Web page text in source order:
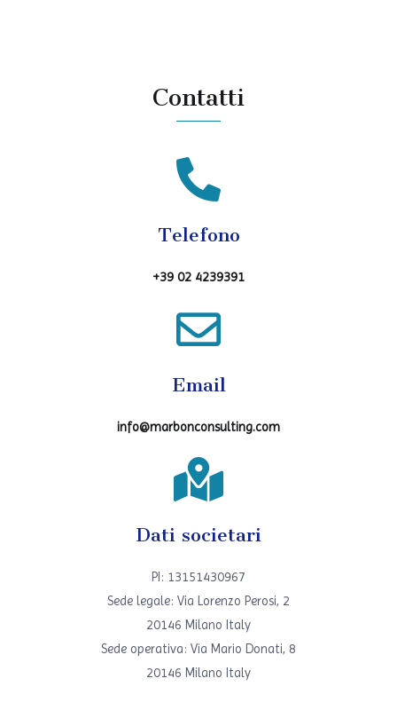
Contatti
Telefono
+39 02 4239391
Email
info@marbonconsulting.com
Dati societari
PI: 13151430967
Sede legale: Via Lorenzo Perosi, 2
20146 Milano Italy
Sede operativa: Via Mario Donati, 8
20146 Milano Italy